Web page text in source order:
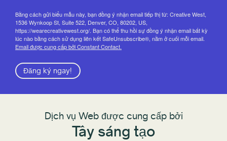
Bằng cách gửi biểu mẫu này, bạn đồng ý nhận email tiếp thị từ: Creative West,
1536 Wynkoop St, Suite 522, Denver, CO, 80202, US,
https://wearecreativewest.org/. Bạn có thể thu hồi sự đồng ý nhận email bất kỳ
lúc nào bằng cách sử dụng liên kết SafeUnsubscribe®, nằm ở cuối mỗi email.
Email được cung cấp bởi Constant Contact.
Đăng ký ngay!
Dịch vụ Web được cung cấp bởi
Tây sáng tạo